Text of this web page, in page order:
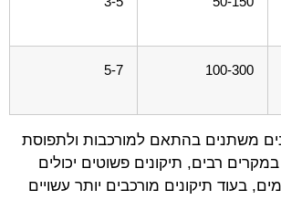
100-300
5-7
משתנים בהתאם למורכבות ולתפוסת
רבים, תיקונים פשוטים יכולים
תוך 2-3 ימים, בעוד תיקונים מורכבים יותר עשויים